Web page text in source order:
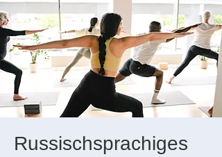
Russischsprachiges